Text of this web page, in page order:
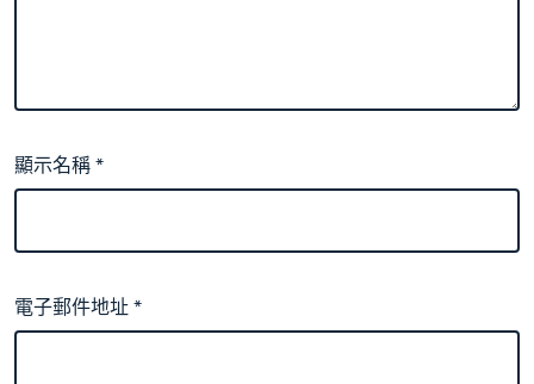
顯示名稱*
電子郵件地址*